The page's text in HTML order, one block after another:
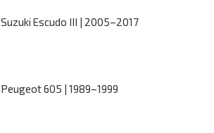
Suzuki Escudo III | 2005–2017
Peugeot 605 | 1989–1999